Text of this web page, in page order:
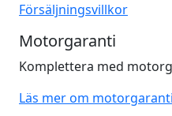
Försäljningsvillkor
Motorgaranti
Komplettera med
Läs mer om motorgaranti